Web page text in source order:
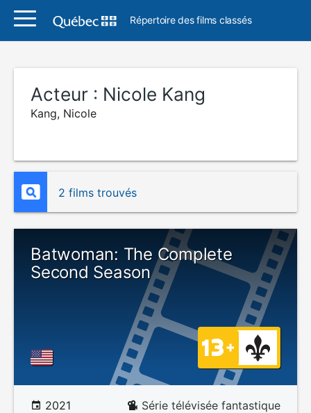
Répertoire des films classés
Acteur : Nicole Kang
Kang, Nicole
2 films trouvés
Batwoman: The Complete
Second Season
2021 Série télévisée fantastique